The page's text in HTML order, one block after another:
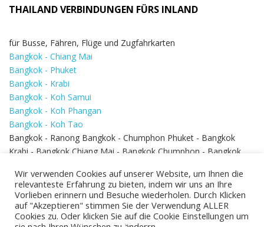
THAILAND VERBINDUNGEN FÜRS INLAND
für Busse, Fähren, Flüge und Zugfahrkarten
Bangkok - Chiang Mai
Bangkok - Phuket
Bangkok - Krabi
Bangkok - Koh Samui
Bangkok - Koh Phangan
Bangkok - Koh Tao
Bangkok - Ranong Bangkok - Chumphon Phuket - Bangkok
Krabi - Bangkok Chiang Mai - Bangkok Chumphon - Bangkok
Bangkok - Hua Hin
Wir verwenden Cookies auf unserer Website, um Ihnen die
relevanteste Erfahrung zu bieten, indem wir uns an Ihre
Vorlieben erinnern und Besuche wiederholen. Durch Klicken
auf "Akzeptieren" stimmen Sie der Verwendung ALLER
Cookies zu. Oder klicken Sie auf die Cookie Einstellungen um